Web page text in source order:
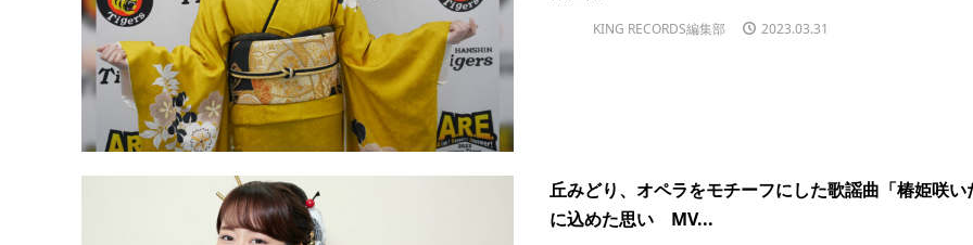
KING RECORDS編集部 2023.03.31
丘みどり、オペラをモチーフにした歌謡曲「椿姫咲い
に込めた思い MV...